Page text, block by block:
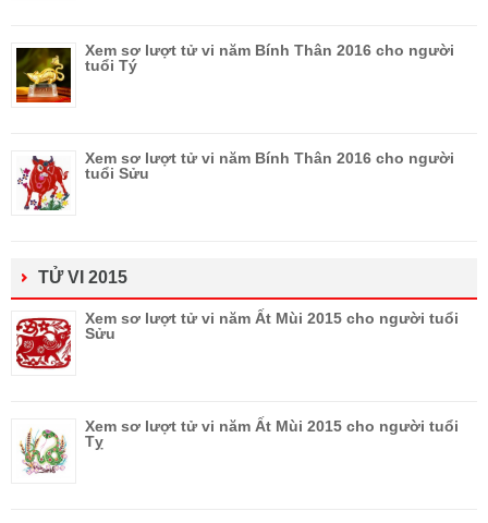
Xem sơ lượt tử vi năm Bính Thân 2016 cho người
tuổi Tý
Xem sơ lượt tử vi năm Bính Thân 2016 cho người
tuổi Sửu
TỬ VI 2015
Xem sơ lượt tử vi năm Ất Mùi 2015 cho người tuổi
Sửu
Xem sơ lượt tử vi năm Ất Mùi 2015 cho người tuổi
Tỵ